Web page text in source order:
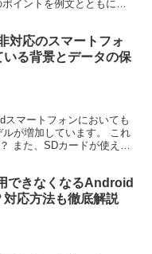
イントを例文とともに解
対応のスマートフォ
いる背景とデータの保
スマートフォンにおいても
が増加しています。 これ
また、SDカードが使えな
できなくなるAndroid
対応方法も徹底解説